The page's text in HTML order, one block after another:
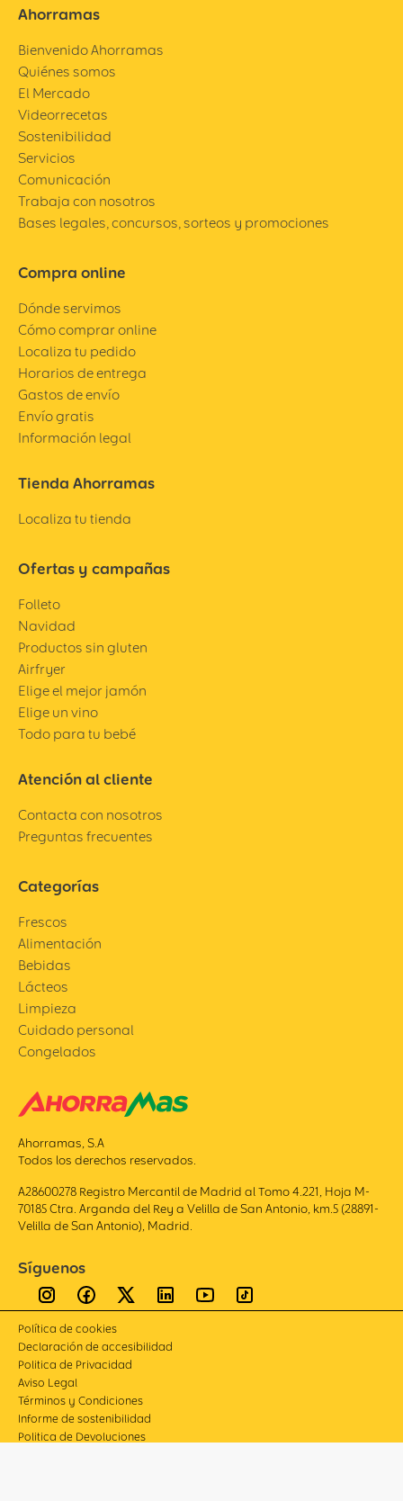
Ahorramas
Bienvenido Ahorramas
Quiénes somos
El Mercado
Videorrecetas
Sostenibilidad
Servicios
Comunicación
Trabaja con nosotros
Bases legales, concursos, sorteos y promociones
Compra online
Dónde servimos
Cómo comprar online
Localiza tu pedido
Horarios de entrega
Gastos de envío
Envío gratis
Información legal
Tienda Ahorramas
Localiza tu tienda
Ofertas y campañas
Folleto
Navidad
Productos sin gluten
Airfryer
Elige el mejor jamón
Elige un vino
Todo para tu bebé
Atención al cliente
Contacta con nosotros
Preguntas frecuentes
Categorías
Frescos
Alimentación
Bebidas
Lácteos
Limpieza
Cuidado personal
Congelados
Ahorramas, S.A
Todos los derechos reservados.
A28600278 Registro Mercantil de Madrid al Tomo 4.221, Hoja M-
70185 Ctra. Arganda del Rey a Velilla de San Antonio, km.5 (28891-
Velilla de San Antonio), Madrid.
Síguenos
Política de cookies
Declaración de accesibilidad
Politica de Privacidad
Aviso Legal
Términos y Condiciones
Informe de sostenibilidad
Politica de Devoluciones